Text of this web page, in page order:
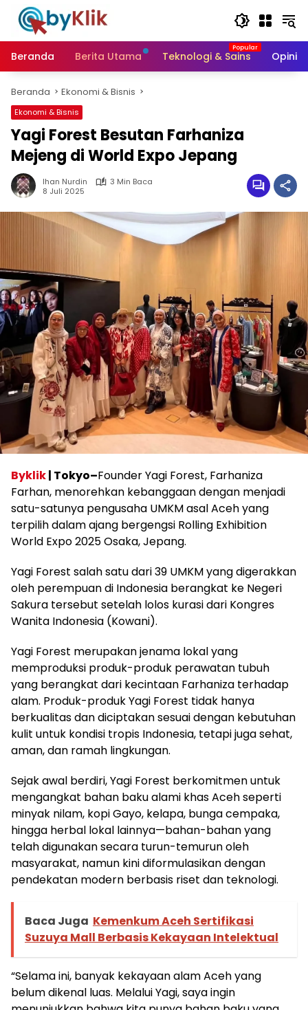
Langsung
konten
Beranda
Berita Utama Teknologi & Sains Opini
Beranda Ekonomi & Bisnis
Ekonomi & Bisnis
Yagi Forest Besutan Farhaniza
Mejeng di World Expo Jepang
Ihan Nurdin
3 Min Baca
8 Juli 2025
Byklik| Tokyo–Founder Yagi Forest, Farhaniza
Farhan, menorehkan kebanggaan dengan menjadi
satu-satunya pengusaha UMKM asal Aceh yang
terpilih dalam ajang bergengsi Rolling Exhibition
World Expo 2025 Osaka, Jepang.
Yagi Forest salah satu dari 39 UMKM yang digerakkan
oleh perempuan di Indonesia berangkat ke Negeri
Sakura tersebut setelah lolos kurasi dari Kongres
Wanita Indonesia (Kowani).
Yagi Forest merupakan jenama lokal yang
memproduksi produk-produk perawatan tubuh
yang berangkat dari kecintaan Farhaniza terhadap
alam. Produk-produk Yagi Forest tidak hanya
berkualitas dan diciptakan sesuai dengan kebutuhan
kulit untuk kondisi tropis Indonesia, tetapi juga sehat,
aman, dan ramah lingkungan.
Sejak awal berdiri, Yagi Forest berkomitmen untuk
mengangkat bahan baku alami khas Aceh seperti
minyak nilam, kopi Gayo, kelapa, bunga cempaka,
hingga herbal lokal lainnya—bahan-bahan yang
telah digunakan secara turun-temurun oleh
masyarakat, namun kini diformulasikan dengan
pendekatan modern berbasis riset dan teknologi.
Baca Juga Kemenkum Aceh Sertifikasi
Suzuya Mall Berbasis Kekayaan Intelektual
“Selama ini, banyak kekayaan alam Aceh yang
belum dikenal luas. Melalui Yagi, saya ingin